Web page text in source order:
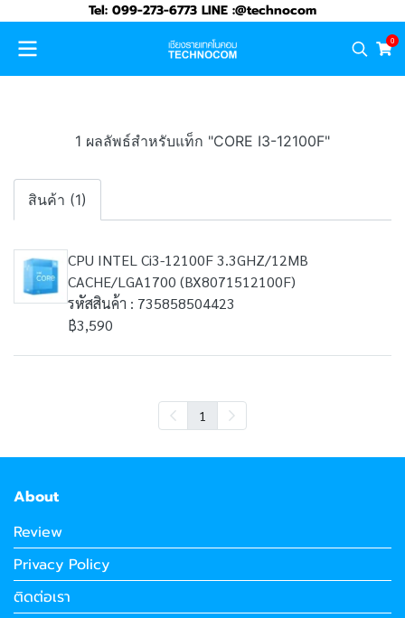
Tel: 099-273-6773 LINE :@technocom
0
1 ผลลัพธ์สำหรับแท็ก "CORE I3-12100F"
สินค้า (1)
CPU INTEL Ci3-12100F 3.3GHZ/12MB
CACHE/LGA1700 (BX8071512100F)
รหัสสินค้า : 735858504423
฿3,590
1
About
Review
Privacy Policy
ติดต่อเรา